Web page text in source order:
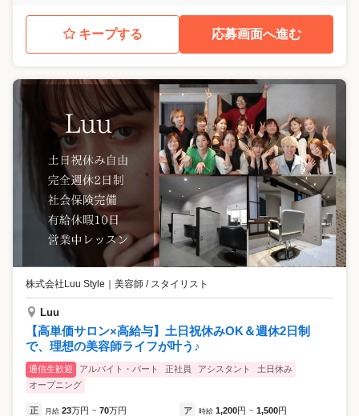
キープする 応募画面へ進む
株式会社Luu Style ｜ 美容師 / スタイリスト
Luu
【高単価サロン×高給与】土日祝休みOK＆週休2日制
で、理想の美容師ライフが叶う♪
通信生歓迎 アルバイト・パート 正社員 アシスタント
土日休み
オープニング
正 月給 23万円 ~ 70万円 ア 時給 1,200円 ~ 1,500円